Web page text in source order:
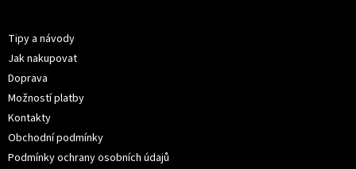
Tipy a návody
Jak nakupovat
Doprava
Možností platby
Kontakty
Obchodní podmínky
Podmínky ochrany osobních údajů